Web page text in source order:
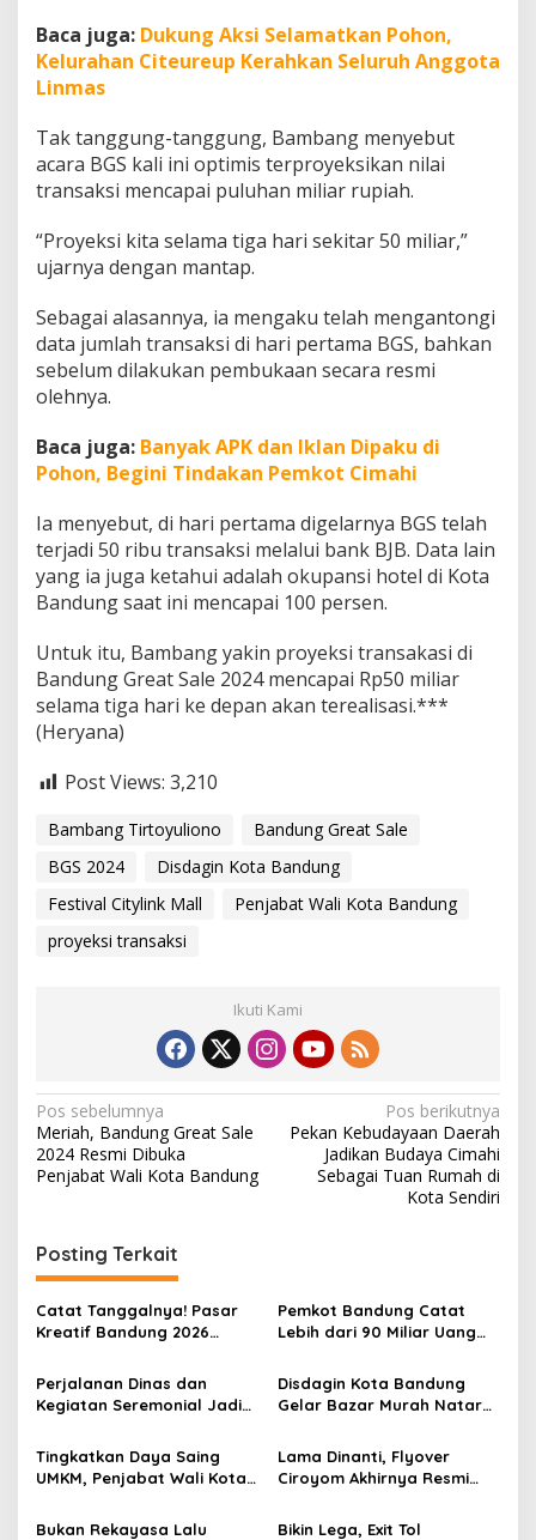
i
a
r
Baca juga: Dukung Aksi Selamatkan Pohon,
Kelurahan Citeureup Kerahkan Seluruh Anggota
Linmas
Tak tanggung-tanggung, Bambang menyebut
acara BGS kali ini optimis terproyeksikan nilai
transaksi mencapai puluhan miliar rupiah.
“Proyeksi kita selama tiga hari sekitar 50 miliar,”
ujarnya dengan mantap.
Sebagai alasannya, ia mengaku telah mengantongi
data jumlah transaksi di hari pertama BGS, bahkan
sebelum dilakukan pembukaan secara resmi
olehnya.
Baca juga: Banyak APK dan Iklan Dipaku di
Pohon, Begini Tindakan Pemkot Cimahi
Ia menyebut, di hari pertama digelarnya BGS telah
terjadi 50 ribu transaksi melalui bank BJB. Data lain
yang ia juga ketahui adalah okupansi hotel di Kota
Bandung saat ini mencapai 100 persen.
Untuk itu, Bambang yakin proyeksi transakasi di
Bandung Great Sale 2024 mencapai Rp50 miliar
selama tiga hari ke depan akan terealisasi.***
(Heryana)
Post Views: 3,210
Bambang Tirtoyuliono
Bandung Great Sale
BGS 2024
Disdagin Kota Bandung
Festival Citylink Mall
Penjabat Wali Kota Bandung
proyeksi transaksi
Ikuti Kami
N
a
v
g
a
s
p
o
s
Pos sebelumnya
Meriah, Bandung Great Sale
2024 Resmi Dibuka
Penjabat Wali Kota Bandung
Pos berikutnya
Pekan Kebudayaan Daerah
Jadikan Budaya Cimahi
Sebagai Tuan Rumah di
Kota Sendiri
Posting Terkait
Catat Tanggalnya! Pasar
Kreatif Bandung 2026
Pemkot Bandung Catat
Lebih dari 90 Miliar Uang
Great Sale
Perjalanan Dinas dan
Kegiatan Seremonial Jadi
Kota Bandung
Disdagin Kota Bandung
Gelar Bazar Murah Nataru,
Tingkatkan Daya Saing
UMKM, Penjabat Wali Kota
Kurasi
Lama Dinanti, Flyover
Ciroyom Akhirnya Resmi
Bukan Rekayasa Lalu
Bikin Lega, Exit Tol